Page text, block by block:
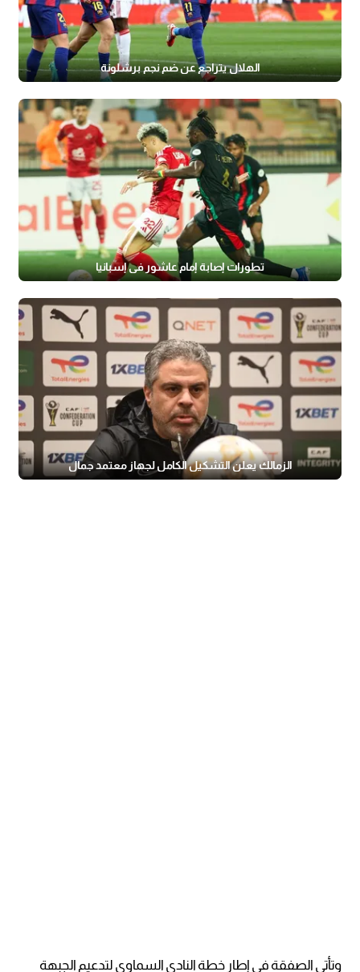
الهلال يتراجع عن ضم نجم برشلونة
تطورات إصابة إمام عاشور في إسبانيا
الزمالك يعلن التشكيل الكامل لجهاز معتمد جمال
وتأتي الصفقة في إطار خطة النادي السماوي لتدعيم الجبهة